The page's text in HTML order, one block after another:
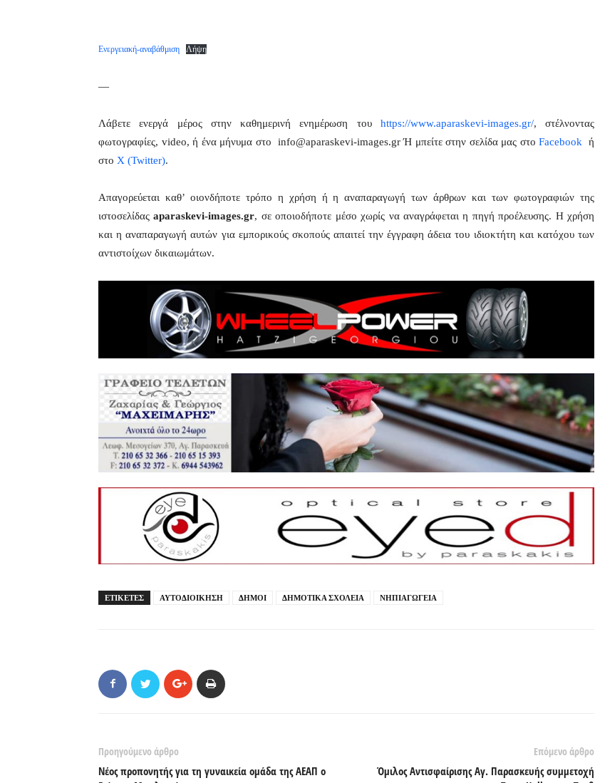
Ενεργειακή-αναβάθμιση Λήψη
—
Λάβετε ενεργά μέρος στην καθημερινή ενημέρωση του https://www.aparaskevi-images.gr/, στέλνοντας
φωτογραφίες, video, ή ένα μήνυμα στο info@aparaskevi-images.gr Ή μπείτε στην σελίδα μας στο Facebook ή
στο X (Twitter).
Απαγορεύεται καθ’ οιονδήποτε τρόπο η χρήση ή η αναπαραγωγή των άρθρων και των φωτογραφιών της
ιστοσελίδαςaparaskevi-images.gr, σε οποιοδήποτε μέσο χωρίς να αναγράφεται η πηγή προέλευσης. Η χρήση
και η αναπαραγωγή αυτών για εμπορικούς σκοπούς απαιτεί την έγγραφη άδεια του ιδιοκτήτη και κατόχου των
αντιστοίχων δικαιωμάτων.
ΕΤΙΚΕΤΕΣ ΑΥΤΟΔΙΟΙΚΗΣΗ ΔΗΜΟΙ ΔΗΜΟΤΙΚΑ ΣΧΟΛΕΙΑ ΝΗΠΙΑΓΩΓΕΙΑ
Προηγούμενο άρθρο
Νέος προπονητής για τη γυναικεία ομάδα της ΑΕΑΠ ο
Επόμενο άρθρο
Όμιλος Αντισφαίρισης Αγ. Παρασκευής συμμετοχή